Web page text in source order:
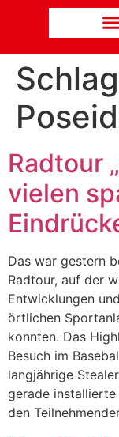
Radtour
vielen
Das war gestern
Radtour, auf der
Entwicklungen
örtlichen
konnten. Das
Besuch im
langjährige
gerade
den